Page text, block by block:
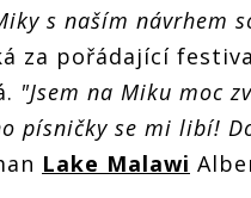
s naším návrhem
za pořádající
"Jsem na Miku moc
písničky se mi libí!
Lake Malawi